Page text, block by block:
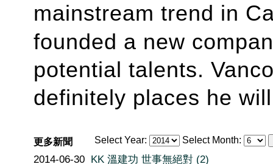
mainstream trend in
founded a new
potential talents.
definitely places he
Select Year: Select Month:
更多新聞
2014-06-30 KK 溫建功 世事無絕對 (2)